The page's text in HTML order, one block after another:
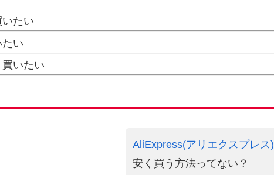
たい
たい
いたい
AliExpress(アリエクスプレス)
安く買う方法ってない？